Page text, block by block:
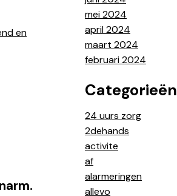
en
mei 2024
april 2024
maart 2024
februari 2024
Categorieën
24 uurs zorg
2dehands
activite
af
alarmeringen
allevo